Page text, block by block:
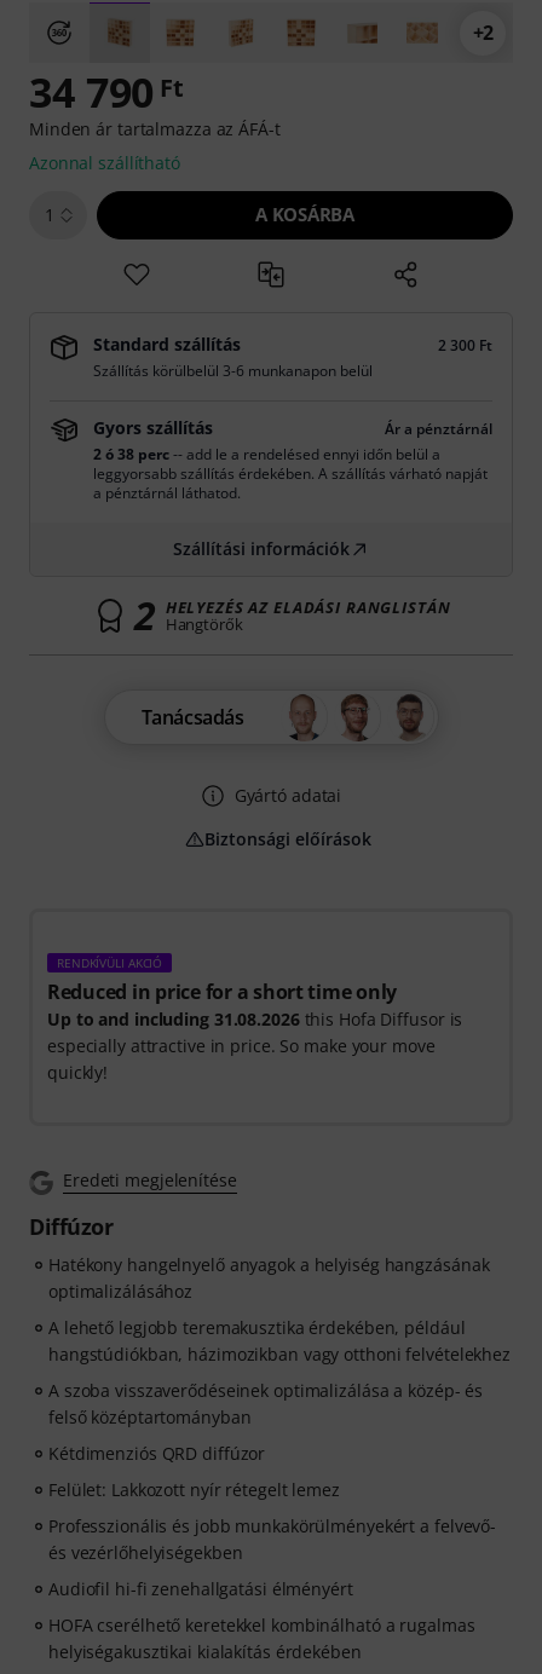
+2
RENDKÍVÜLI AKCIÓ
Reduced in price for a short time only
Up to and including 31.08.2026this Hofa Diffusor is
especially attractive in price. So make your move
quickly!
Eredeti megjelenítése
Diffúzor
Hatékony hangelnyelő anyagok a helyiség hangzásának
optimalizálásához
A lehető legjobb teremakusztika érdekében, például
hangstúdiókban, házimozikban vagy otthoni felvételekhez
A szoba visszaverődéseinek optimalizálása a közép- és
felső középtartományban
Kétdimenziós QRD diffúzor
Felület: Lakkozott nyír rétegelt lemez
Professzionális és jobb munkakörülményekért a felvevő-
és vezérlőhelyiségekben
Audiofil hi-fi zenehallgatási élményért
HOFA cserélhető keretekkel kombinálható a rugalmas
helyiségakusztikai kialakítás érdekében
34 790 Ft
Minden ár tartalmazza az ÁFÁ-t
Azonnal szállítható
1 A KOSÁRBA
Standard szállítás
2 300 Ft
Szállítás körülbelül 3-6 munkanapon belül
Gyors szállítás
Ár a pénztárnál
2 ó 38 perc-- add le a rendelésed ennyi időn belül a
leggyorsabb szállítás érdekében. A szállítás várható napját
a pénztárnál láthatod.
Szállítási információk
2 HELYEZÉS AZ ELADÁSI RANGLISTÁN
Hangtörők
Tanácsadás
Gyártó adatai
Biztonsági előírások